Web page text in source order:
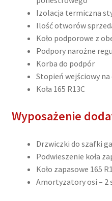
Izolacja termiczna
Ilość otworów
Koło podporowe z
Podpory narożne
Korba do podpór
Stopień wejściowy na
Koła 165 R13C
Wyposażenie
Drzwiczki do szafki
Podwieszenie koła
Koło zapasowe 165
Amortyzatory osi – 2